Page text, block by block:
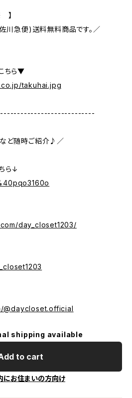
】
川急便)送料無料商品です。／
ちら▼
takuhai.jpg
ど随時ご紹介♪／
ら↓
day_closet1203/
@daycloset.official
shipping available
to cart
にお住まいの方向け